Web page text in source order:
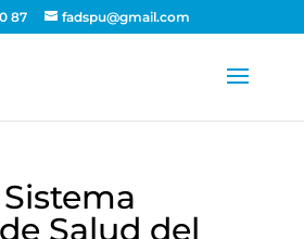
87 fadspu@gmail.com
Salud del